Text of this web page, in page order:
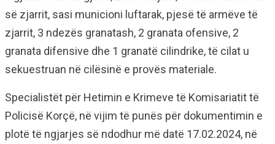
së zjarrit, sasi municioni luftarak, pjesë të armëve të
zjarrit, 3 ndezës granatash, 2 granata ofensive, 2
granata difensive dhe 1 granatë cilindrike, të cilat u
sekuestruan në cilësinë e provës materiale.
Specialistët për Hetimin e Krimeve të Komisariatit të
Policisë Korçë, në vijim të punës për dokumentimin e
plotë të ngjarjes së ndodhur më datë 17.02.2024, në